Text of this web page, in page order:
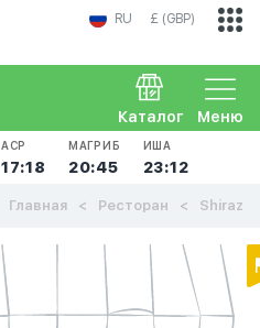
RU £ (GBP)
Меню
Каталог
АСР
17:18
МАГРИБ
20:45
ИША
23:12
Главная Ресторан Shiraz